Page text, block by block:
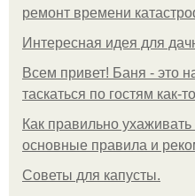
ремонт времени
Интересная идея для
Всем привет! Баня - это
таскаться по гостям как-
Как правильно
основные правила и
Советы для капусты.